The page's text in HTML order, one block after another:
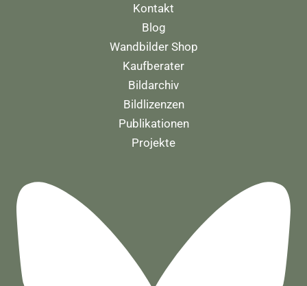
Kontakt
Blog
Wandbilder Shop
Kaufberater
Bildarchiv
Bildlizenzen
Publikationen
Projekte